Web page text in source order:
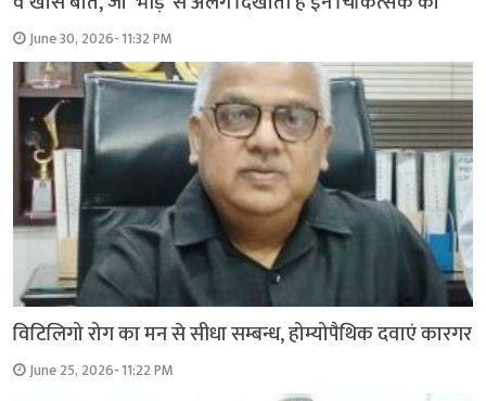
June 30, 2026- 11:32 PM
विटिलिगो रोग का मन से सीधा सम्बन्ध, होम्योपैथिक दवाएं कारगर
June 25, 2026- 11:22 PM